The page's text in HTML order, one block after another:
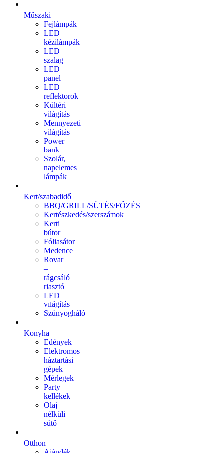
Műszaki
Fejlámpák
LED
kézilámpák
LED
szalag
LED
panel
LED
reflektorok
Kültéri
világítás
Mennyezeti
világítás
Power
bank
Szolár,
napelemes
lámpák
Kert/szabadidő
BBQ/GRILL/SÜTÉS/FŐZÉS
Kertészkedés/szerszámok
Kerti
bútor
Fóliasátor
Medence
Rovar
–
rágcsáló
riasztó
LED
világítás
Szúnyogháló
Konyha
Edények
Elektromos
háztartási
gépek
Mérlegek
Party
kellékek
Olaj
nélküli
sütő
Otthon